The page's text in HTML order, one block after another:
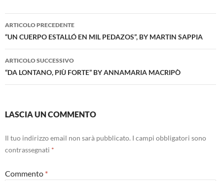
Navigazione
articolo
ARTICOLO PRECEDENTE
“UN CUERPO ESTALLÓ EN MIL PEDAZOS”, BY MARTIN SAPPIA
ARTICOLO SUCCESSIVO
“DA LONTANO, PIÙ FORTE” BY ANNAMARIA MACRIPÒ
LASCIA UN COMMENTO
Il tuo indirizzo email non sarà pubblicato. I campi obbligatori sono
contrassegnati *
Commento *